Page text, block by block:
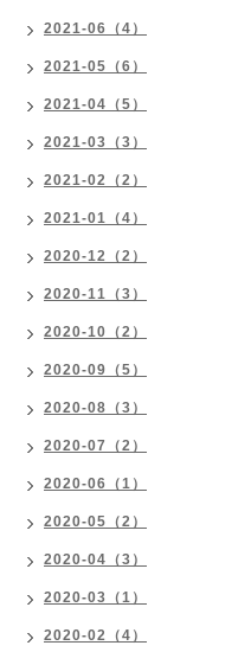
2021-06（4）
2021-05（6）
2021-04（5）
2021-03（3）
2021-02（2）
2021-01（4）
2020-12（2）
2020-11（3）
2020-10（2）
2020-09（5）
2020-08（3）
2020-07（2）
2020-06（1）
2020-05（2）
2020-04（3）
2020-03（1）
2020-02（4）